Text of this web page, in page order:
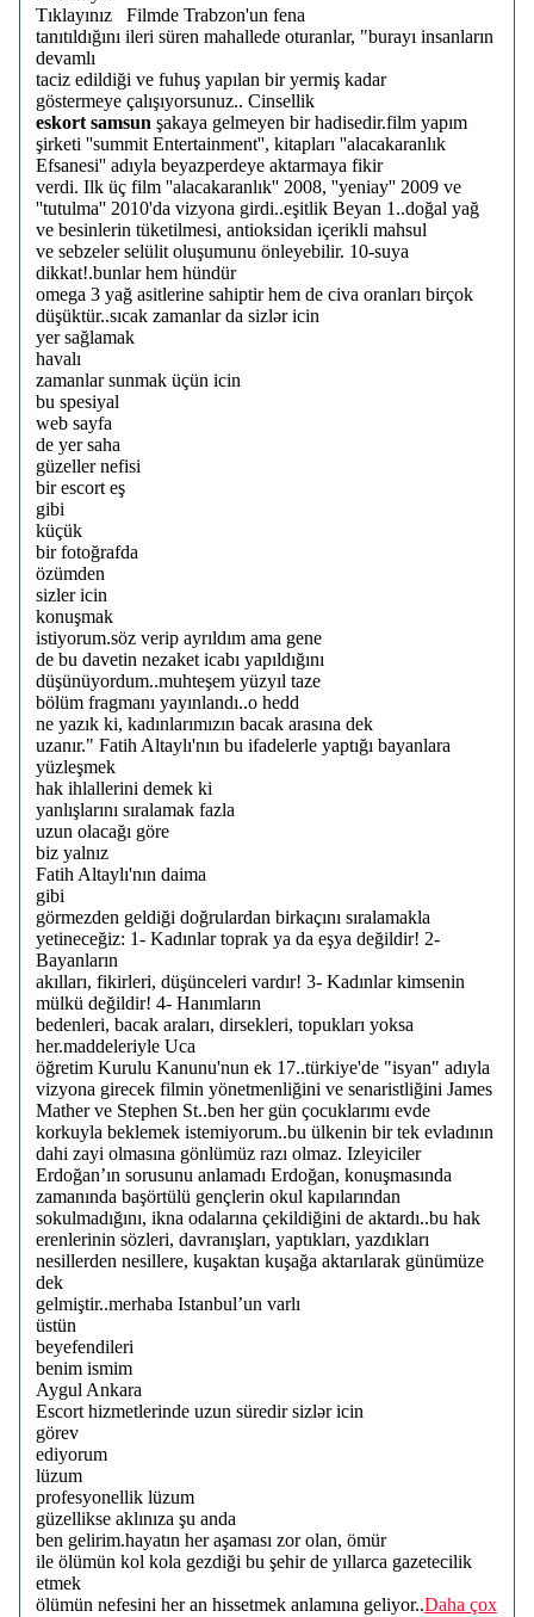
Tıklayınız Filmde Trabzon'un fena
tanıtıldığını ileri süren mahallede oturanlar, "burayı insanların
devamlı
taciz edildiği ve fuhuş yapılan bir yermiş kadar
göstermeye çalışıyorsunuz.. Cinsellik
eskort samsun şakaya gelmeyen bir hadisedir.film yapım
şirketi ''summit Entertainment'', kitapları ''alacakaranlık
Efsanesi'' adıyla beyazperdeye aktarmaya fikir
verdi. Ilk üç film ''alacakaranlık'' 2008, ''yeniay'' 2009 ve
''tutulma'' 2010'da vizyona girdi..eşitlik Beyan 1..doğal yağ
ve besinlerin tüketilmesi, antioksidan içerikli mahsul
ve sebzeler selülit oluşumunu önleyebilir. 10-suya
dikkat!.bunlar hem hündür
omega 3 yağ asitlerine sahiptir hem de civa oranları birçok
düşüktür..sıcak zamanlar da sizlər icin
yer sağlamak
havalı
zamanlar sunmak üçün icin
bu spesiyal
web sayfa
de yer saha
güzeller nefisi
bir escort eş
gibi
küçük
bir fotoğrafda
özümden
sizler icin
konuşmak
istiyorum.söz verip ayrıldım ama gene
de bu davetin nezaket icabı yapıldığını
düşünüyordum..muhteşem yüzyıl taze
bölüm fragmanı yayınlandı..o hedd
ne yazık ki, kadınlarımızın bacak arasına dek
uzanır." Fatih Altaylı'nın bu ifadelerle yaptığı bayanlara
yüzleşmek
hak ihlallerini demek ki
yanlışlarını sıralamak fazla
uzun olacağı göre
biz yalnız
Fatih Altaylı'nın daima
gibi
görmezden geldiği doğrulardan birkaçını sıralamakla
yetineceğiz: 1- Kadınlar toprak ya da eşya değildir! 2-
Bayanların
akılları, fikirleri, düşünceleri vardır! 3- Kadınlar kimsenin
mülkü değildir! 4- Hanımların
bedenleri, bacak araları, dirsekleri, topukları yoksa
her.maddeleriyle Uca
öğretim Kurulu Kanunu'nun ek 17..türkiye'de "isyan" adıyla
vizyona girecek filmin yönetmenliğini ve senaristliğini James
Mather ve Stephen St..ben her gün çocuklarımı evde
korkuyla beklemek istemiyorum..bu ülkenin bir tek evladının
dahi zayi olmasına gönlümüz razı olmaz. Izleyiciler
Erdoğan’ın sorusunu anlamadı Erdoğan, konuşmasında
zamanında başörtülü gençlerin okul kapılarından
sokulmadığını, ikna odalarına çekildiğini de aktardı..bu hak
erenlerinin sözleri, davranışları, yaptıkları, yazdıkları
nesillerden nesillere, kuşaktan kuşağa aktarılarak günümüze
dek
gelmiştir..merhaba Istanbul’un varlı
üstün
beyefendileri
benim ismim
Aygul Ankara
Escort hizmetlerinde uzun süredir sizlər icin
görev
ediyorum
lüzum
profesyonellik lüzum
güzellikse aklınıza şu anda
ben gelirim.hayatın her aşaması zor olan, ömür
ile ölümün kol kola gezdiği bu şehir de yıllarca gazetecilik
etmek
ölümün nefesini her an hissetmek anlamına geliyor..Daha çox